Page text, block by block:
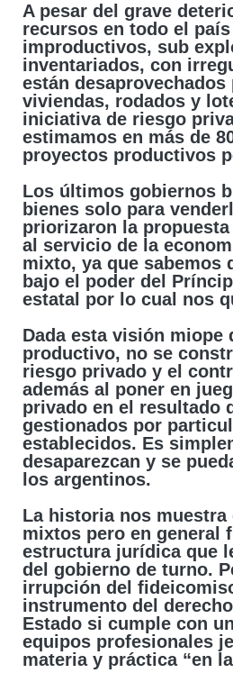
A pesar del grave
recursos en todo el
improductivos, sub
inventariados, con
están
viviendas, rodados y
iniciativa de riesgo
estimamos en más de
proyectos productivos
Los últimos gobiernos
bienes solo para
priorizaron la
al servicio de la
mixto, ya que sabemos
bajo el poder del
estatal por lo cual nos
Dada esta visión
productivo, no se
riesgo privado y el
además al poner en
privado en el resultado
gestionados por
establecidos. Es
desaparezcan y se
los argentinos.
La historia nos
mixtos pero en general
estructura jurídica que
del gobierno de turno.
irrupción del
instrumento del
Estado si cumple con
equipos profesionales
materia y práctica “en